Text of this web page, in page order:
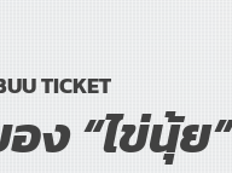
TICKET
ง “ไข่นุ้ย”